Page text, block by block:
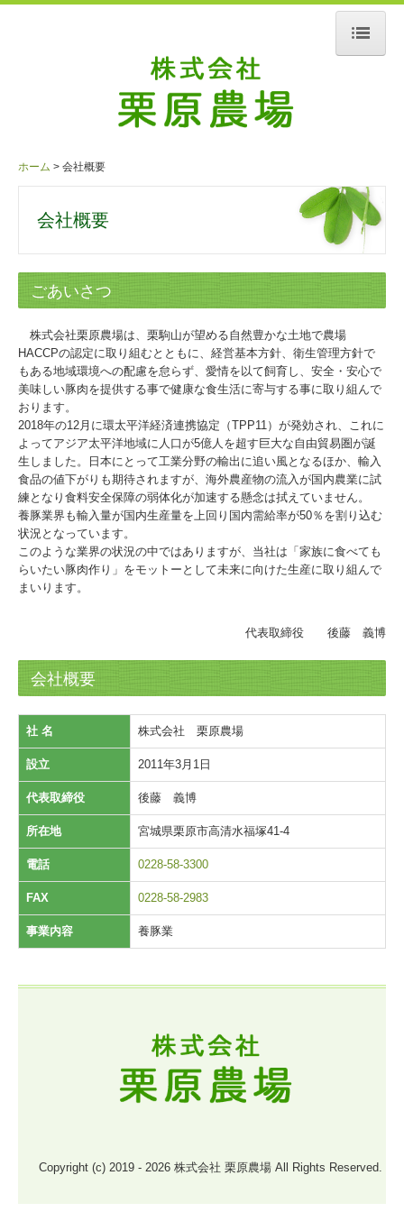
お問合せ
ホーム 会社概要
会社概要
ごあいさつ
株式会社栗原農場は、栗駒山が望める自然豊かな土地で農場
HACCPの認定に取り組むとともに、経営基本方針、衛生管理方針で
もある地域環境への配慮を怠らず、愛情を以て飼育し、安全・安心で
美味しい豚肉を提供する事で健康な食生活に寄与する事に取り組んで
おります。
2018年の12月に環太平洋経済連携協定（TPP11）が発効され、これに
よってアジア太平洋地域に人口が5億人を超す巨大な自由貿易圏が誕
生しました。日本にとって工業分野の輸出に追い風となるほか、輸入
食品の値下がりも期待されますが、海外農産物の流入が国内農業に試
練となり食料安全保障の弱体化が加速する懸念は拭えていません。
養豚業界も輸入量が国内生産量を上回り国内需給率が50％を割り込む
状況となっています。
このような業界の状況の中ではありますが、当社は「家族に食べても
らいたい豚肉作り」をモットーとして未来に向けた生産に取り組んで
まいります。
代表取締役 後藤 義博
会社概要
社 名 株式会社 栗原農場
設立 2011年3月1日
代表取締役 後藤 義博
所在地 宮城県栗原市高清水福塚41-4
電話 0228-58-3300
FAX 0228-58-2983
事業内容 養豚業
Copyright (c) 2019 - 2026 株式会社 栗原農場 All Rights Reserved.